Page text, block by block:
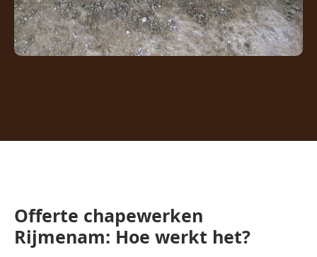
Offerte chapewerken
Rijmenam: Hoe werkt het?